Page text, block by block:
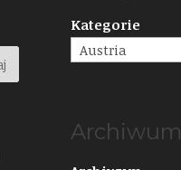
Kategorie
Archiwum